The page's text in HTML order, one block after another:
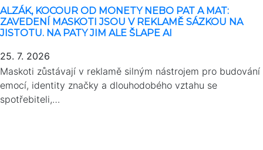
ALZÁK, KOCOUR OD MONETY NEBO PAT A MAT:
ZAVEDENÍ MASKOTI JSOU V REKLAMĚ SÁZKOU NA
JISTOTU. NA PATY JIM ALE ŠLAPE AI
25. 7. 2026
Maskoti zůstávají v reklamě silným nástrojem pro budování
emocí, identity značky a dlouhodobého vztahu se
spotřebiteli,…